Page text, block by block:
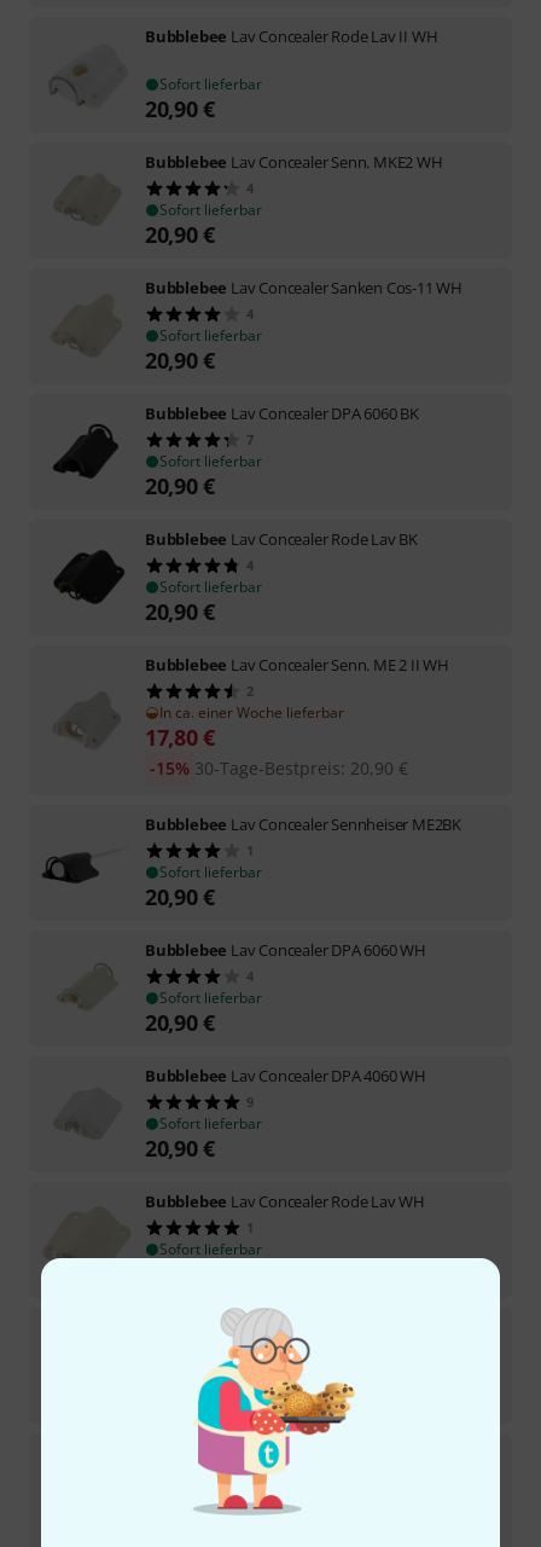
Bubblebee Lav Concealer Rode Lav II WH
Sofort lieferbar
20,90€
Bubblebee Lav Concealer Senn. MKE2 WH
4
Sofort lieferbar
20,90€
Bubblebee Lav Concealer Sanken Cos-11 WH
4
Sofort lieferbar
20,90€
Bubblebee Lav Concealer DPA 6060 BK
7
Sofort lieferbar
20,90€
Bubblebee Lav Concealer Rode Lav BK
4
Sofort lieferbar
20,90€
Bubblebee Lav Concealer Senn. ME 2 II WH
2
In ca. einer Woche lieferbar
17,80€
30-Tage-Bestpreis: 20,90 €
-15%
Bubblebee Lav Concealer Sennheiser ME2BK
1
Sofort lieferbar
20,90€
Bubblebee Lav Concealer DPA 6060 WH
4
Sofort lieferbar
20,90€
Bubblebee Lav Concealer DPA 4060 WH
9
Sofort lieferbar
20,90€
Bubblebee Lav Concealer Rode Lav WH
1
Sofort lieferbar
Bubblebee Lav Concealer Sennheiser ME2WH
1
Sofort lieferbar
Lav Concealer DPA 4071 BK
1
Sofort lieferbar